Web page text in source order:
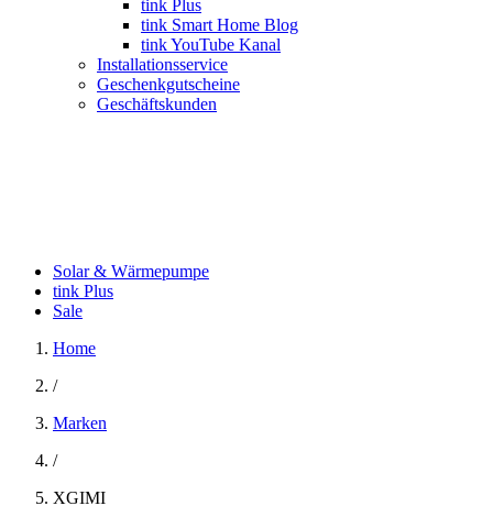
tink Plus
tink Smart Home Blog
tink YouTube Kanal
Installationsservice
Geschenkgutscheine
Geschäftskunden
Solar & Wärmepumpe
tink Plus
Sale
Home
/
Marken
/
XGIMI